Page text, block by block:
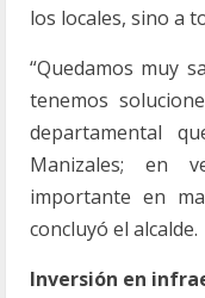
los locales, sino a
“Quedamos muy
tenemos
departamental
Manizales; en
importante en
concluyó el alcalde.
Inversión en